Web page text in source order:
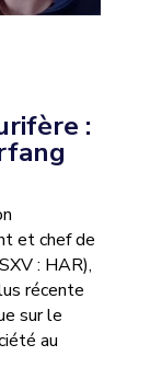
:
et chef de
: HAR),
récente
sur le
au